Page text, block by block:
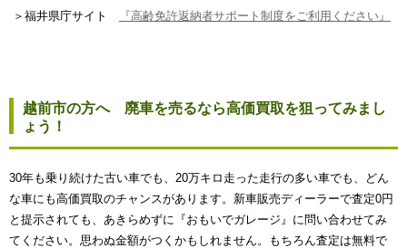
＞福井県庁サイト 『高齢免許返納者サポート制度をご利用ください』
越前市の方へ 廃車を売るなら高価買取を狙ってみまし
ょう！
30年も乗り続けた古い車でも、20万キロ走った走行の多い車でも、どん
な車にも高価買取のチャンスがあります。新車販売ディーラーで査定0円
と提示されても、あきらめずに『おもいでガレージ』に問い合わせてみ
てください。思わぬ金額がつくかもしれません。もちろん査定は無料で